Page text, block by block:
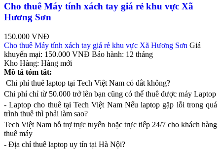
Cho thuê Máy tính xách tay giá rẻ khu vực Xã
Hương Sơn
150.000 VNĐ
Cho thuê Máy tính xách tay giá rẻ khu vực Xã Hương Sơn Giá
khuyến mại: 150.000 VNĐ Bảo hành: 12 tháng
Kho Hàng: Hàng mới
Mô tả tóm tắt:
Chi phí thuê laptop tại Tech Việt Nam có đắt không?
Chi phí chỉ từ 50.000 trở lên bạn cũng có thể thuê được máy Laptop
- Laptop cho thuê tại Tech Việt Nam Nếu laptop gặp lỗi trong quá
trình thuê thì phải làm sao?
Tech Việt Nam hỗ trợ trực tuyến hoặc trực tiếp 24/7 cho khách hàng
thuê máy
- Địa chỉ thuê laptop uy tín tại Hà Nội?